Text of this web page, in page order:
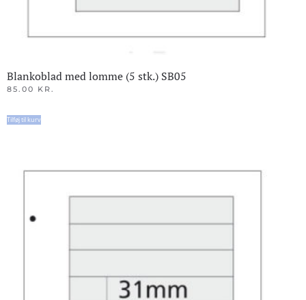
Blankoblad med lomme (5 stk.) SB05
85.00 KR.
Tilføj til kurv